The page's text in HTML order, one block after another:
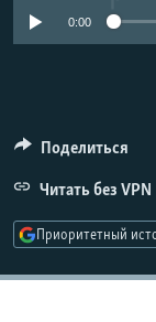
РАСПИСАНИЕ
0:00
Поделиться
Читать без VPN
Приоритетный